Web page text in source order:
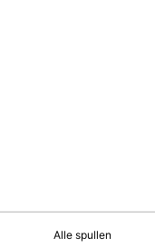
Alle spullen